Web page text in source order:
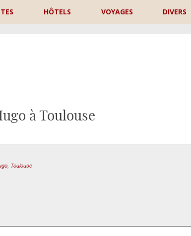
HÔTELS VOYAGES DIVERS
à Toulouse
, Toulouse